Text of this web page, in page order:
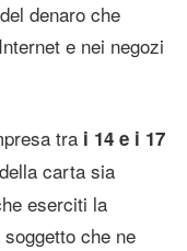
denaro che
e nei negozi
tra i 14 e i 17
carta sia
eserciti la
che ne